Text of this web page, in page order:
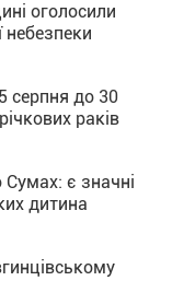
оголосили
серпня до 30
раків
є значні
дитина